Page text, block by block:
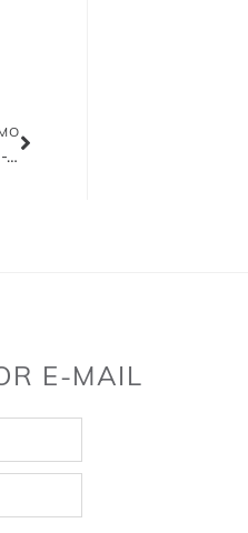
Opinião: Por que estamos criando um banco de empreendedorismo -VP Osinbajo
E-MAIL